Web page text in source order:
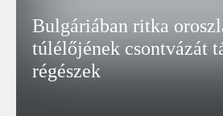
Bulgáriában ritka
túlélőjének csontvázát
régészek